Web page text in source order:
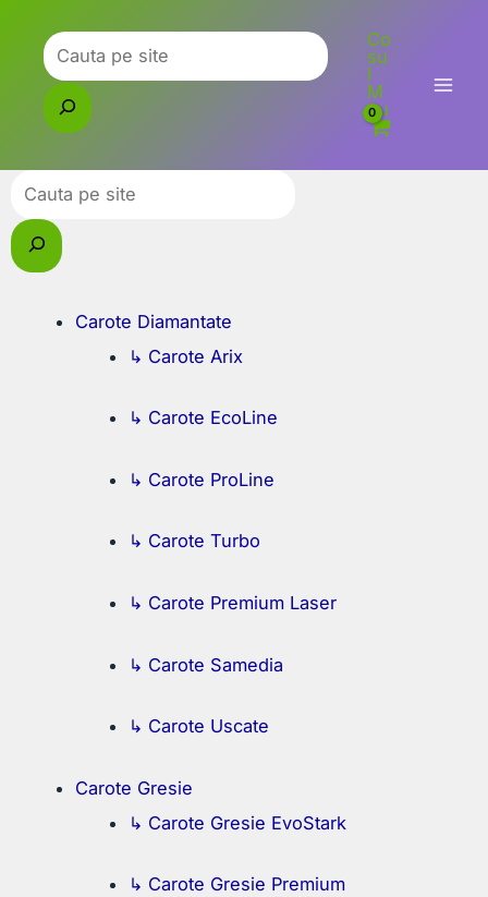
content
Caută
Co
su
l
M
eu
Caută
Carote Diamantate
↳ Carote Arix
↳ Carote EcoLine
↳ Carote ProLine
↳ Carote Turbo
↳ Carote Premium Laser
↳ Carote Samedia
↳ Carote Uscate
Carote Gresie
↳ Carote Gresie EvoStark
↳ Carote Gresie Premium